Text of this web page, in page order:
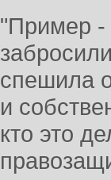
"Пример -
спешила
и
кто это